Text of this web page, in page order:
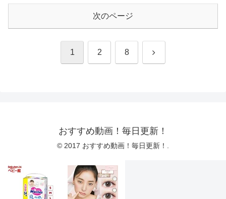
次のページ
1 2 8 次
おすすめ動画！毎日更新！
© 2017 おすすめ動画！毎日更新！.